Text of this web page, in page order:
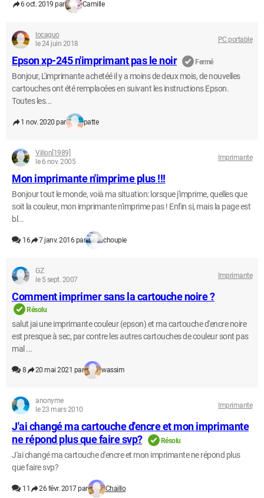
6 oct. 2019 par Camille
locaguo
le 24 juin 2018
PC portable
Epson xp-245 n'imprimant pas le noir Fermé
Bonjour, L'imprimante achetéé il y a moins de deux mois, de nouvelles
cartouches ont été remplacées en suivant les instructions Epson.
Toutes les...
1 nov. 2020 par patte
Villon[1989]
le 6 nov. 2005
Imprimante
Mon imprimante n'imprime plus !!!
Bonjour tout le monde, voià ma situation: lorsque j'imprime, quelles que
soit la couleur, mon imprimante n'imprime pas ! Enfin si, mais la page est
bl...
16 7 janv. 2016 par choupie
GZ
le 5 sept. 2007
Imprimante
Comment imprimer sans la cartouche noire ?
Résolu
salut jai une imprimante couleur (epson) et ma cartouche d'encre noire
est presque à sec, par contre les autres cartouches de couleur sont pas
mal ...
8 20 mai 2021 par wassim
anonyme
le 23 mars 2010
Imprimante
J'ai changé ma cartouche d'encre et mon imprimante
ne répond plus que faire svp?
Résolu
J'ai changé ma cartouche d'encre et mon imprimante ne répond plus
que faire svp?
11 26 févr. 2017 par Chaillo